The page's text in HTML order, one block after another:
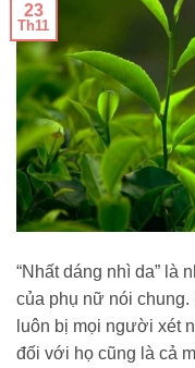
23
Th11
“Nhất dáng nhì da” là
của phụ nữ nói
luôn bị mọi người xét
đối với họ cũng là cả